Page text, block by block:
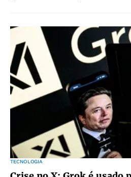
TECNOLOGIA